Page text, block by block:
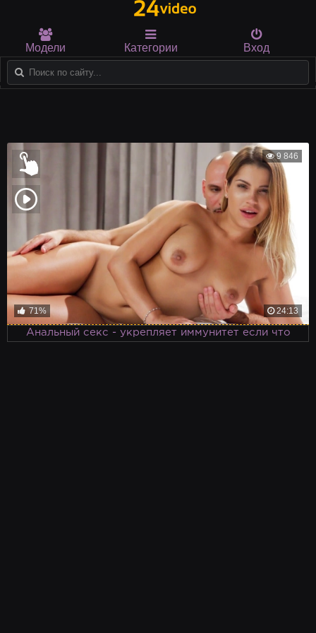
Модели Категории Вход
71% 24:13
9 846
Анальный секс - укрепляет иммунитет если что